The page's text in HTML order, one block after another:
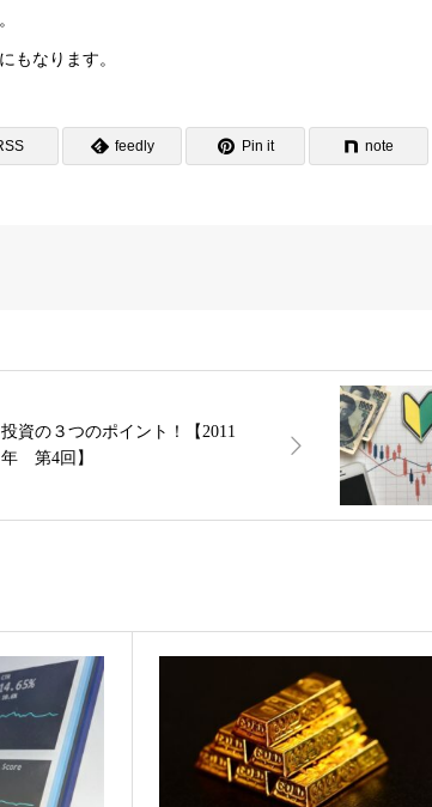
もなります。
feedly Pin it note
投資の３つのポイント！【2011
年 第4回】